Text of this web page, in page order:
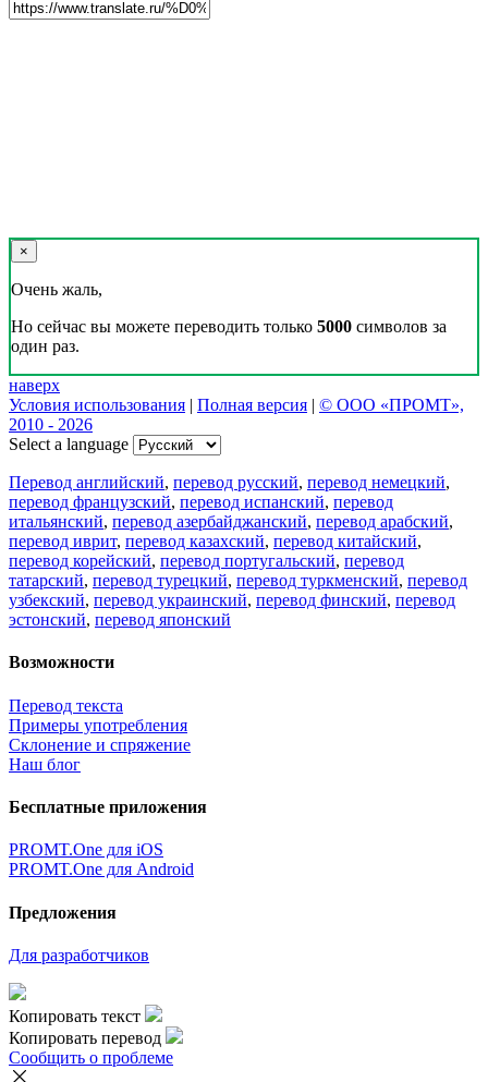
×
Очень жаль,
Но сейчас вы можете переводить только 5000 символов за
один раз.
наверх
Условия использования | Полная версия | © ООО «ПРОМТ»,
2010 - 2026
Select a language
Перевод английский, перевод русский, перевод немецкий,
перевод французский, перевод испанский, перевод
итальянский, перевод азербайджанский, перевод арабский,
перевод иврит, перевод казахский, перевод китайский,
перевод корейский, перевод португальский, перевод
татарский, перевод турецкий, перевод туркменский, перевод
узбекский, перевод украинский, перевод финский, перевод
эстонский, перевод японский
Возможности
Перевод текста
Примеры употребления
Склонение и спряжение
Наш блог
Бесплатные приложения
PROMT.One для iOS
PROMT.One для Android
Предложения
Для разработчиков
Копировать текст
Копировать перевод
Сообщить о проблеме